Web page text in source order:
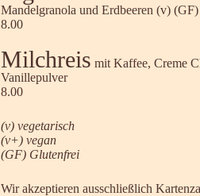
Mandelgranola und Erdbeeren (v) (GF)
8.00
Milchreis mit Kaffee, Creme
Vanillepulver
8.00
(v) vegetarisch
(v+) vegan
(GF) Glutenfrei
Wir akzeptieren ausschließlich